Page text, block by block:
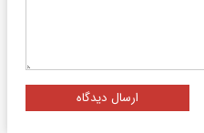
ارسال دیدگاه